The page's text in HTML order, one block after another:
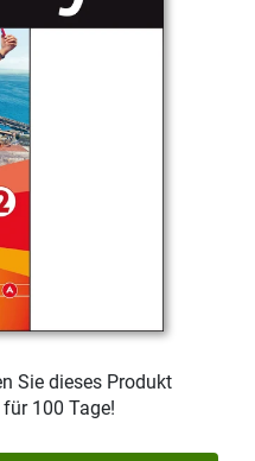
Sie dieses Produkt
für 100 Tage!